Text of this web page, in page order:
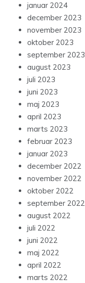
januar 2024
december 2023
november 2023
oktober 2023
september 2023
august 2023
juli 2023
juni 2023
maj 2023
april 2023
marts 2023
februar 2023
januar 2023
december 2022
november 2022
oktober 2022
september 2022
august 2022
juli 2022
juni 2022
maj 2022
april 2022
marts 2022